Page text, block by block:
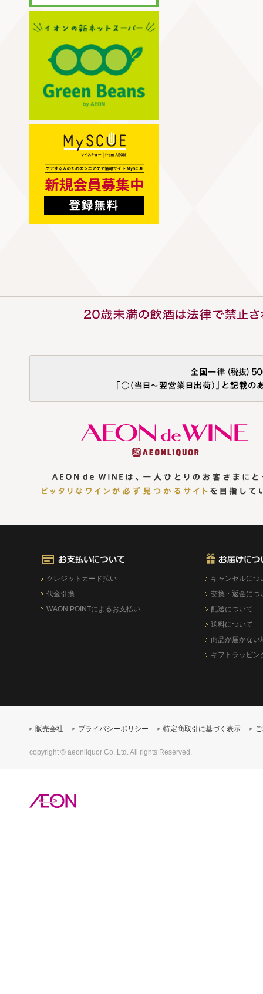
クレジットカード払い
代金引換
WAON POINTによるお支払い
キャンセルにつ
交換・返金につ
配送について
送料について
商品が届かない
ギフトラッピン
販売会社 プライバシーポリシー 特定商取引に基づく表示
copyright © aeonliquor Co.,Ltd. All rights Reserved.